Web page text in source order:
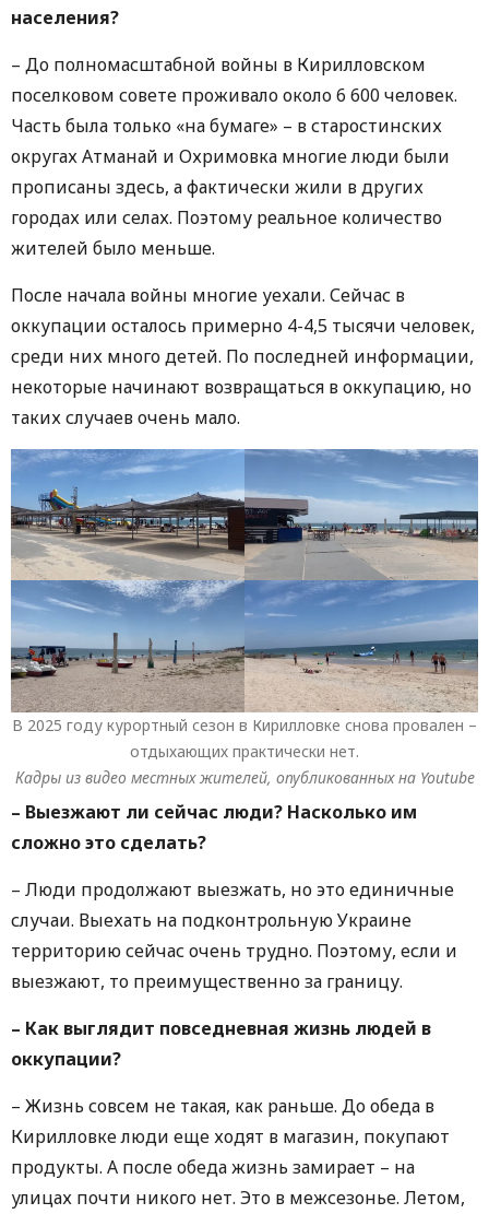
населения?
– До полномасштабной войны в Кирилловском
поселковом совете проживало около 6 600 человек.
Часть была только «на бумаге» – в старостинских
округах Атманай и Охримовка многие люди были
прописаны здесь, а фактически жили в других
городах или селах. Поэтому реальное количество
жителей было меньше.
После начала войны многие уехали. Сейчас в
оккупации осталось примерно 4-4,5 тысячи человек,
среди них много детей. По последней информации,
некоторые начинают возвращаться в оккупацию, но
таких случаев очень мало.
В 2025 году курортный сезон в Кирилловке снова провален –
отдыхающих практически нет.
Кадры из видео местных жителей, опубликованных на Youtube
– Выезжают ли сейчас люди? Насколько им
сложно это сделать?
– Люди продолжают выезжать, но это единичные
случаи. Выехать на подконтрольную Украине
территорию сейчас очень трудно. Поэтому, если и
выезжают, то преимущественно за границу.
– Как выглядит повседневная жизнь людей в
оккупации?
– Жизнь совсем не такая, как раньше. До обеда в
Кирилловке люди еще ходят в магазин, покупают
продукты. А после обеда жизнь замирает – на
улицах почти никого нет. Это в межсезонье. Летом,